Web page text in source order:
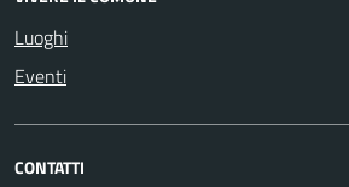
Luoghi
Eventi
CONTATTI